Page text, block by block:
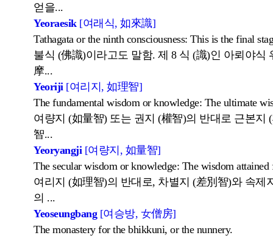
얻을...
Yeoraesik [여래식, 如來識]
Tathagata or the ninth consciousness: This is the final
불식 (佛識)이라고도 말함. 제 8 식 (識)인 아뢰야식
摩...
Yeoriji [여리지, 如理智]
The fundamental wisdom or knowledge: The ultimate
여량지 (如量智) 또는 권지 (權智)의 반대로 근본지
智...
Yeoryangji [여량지, 如量智]
The secular wisdom or knowledge: The wisdom
여리지 (如理智)의 반대로, 차별지 (差別智)와 속제
의 ...
Yeoseungbang[여승방, 女僧房]
The monastery for the bhikkuni, or the nunnery.